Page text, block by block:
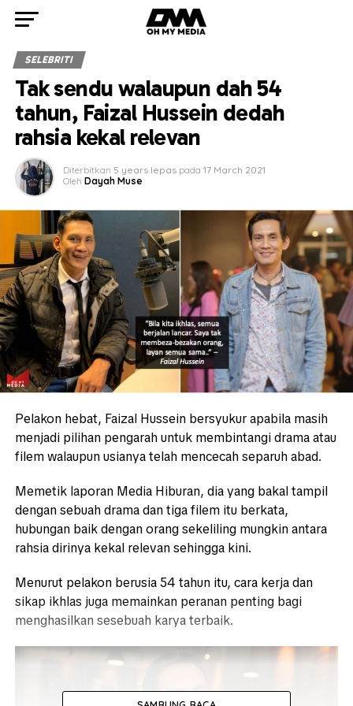
SELEBRITI
Tak sendu walaupun dah 54
tahun, Faizal Hussein dedah
rahsia kekal relevan
Diterbitkan 5 years lepas pada 17 March 2021
Oleh Dayah Muse
Pelakon hebat, Faizal Hussein bersyukur apabila masih
menjadi pilihan pengarah untuk membintangi drama atau
filem walaupun usianya telah mencecah separuh abad.
Memetik laporan Media Hiburan, dia yang bakal tampil
dengan sebuah drama dan tiga filem itu berkata,
hubungan baik dengan orang sekeliling mungkin antara
rahsia dirinya kekal relevan sehingga kini.
Menurut pelakon berusia 54 tahun itu, cara kerja dan
sikap ikhlas juga memainkan peranan penting bagi
menghasilkan sesebuah karya terbaik.